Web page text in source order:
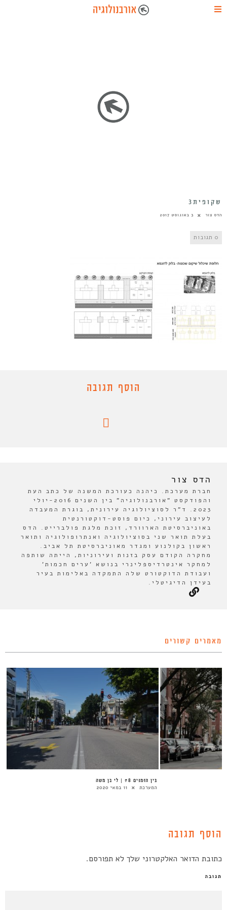
שקופית3
הדס צור 3 באוגוסט 2017
0 תגובות
הוסף תגובה
הדס צור
חברת מערכת. כיהנה כעורכת המשנה של כתב העת
והפודקסט "אורבנולוגיה" בין השנים 2016-יולי
2023. ד"ר לסוציולוגיה עירונית, בוגרת המעבדה
לעיצוב עירוני, כיום פוסט-דוקטורנטית
באוניברסיטת הארוורד, זוכת מלגת פולברייט. הדס
בעלת תואר שני בסוציולוגיה ואנתרופולוגיה ותואר
ראשון בקולנוע ומגדר מאוניברסיטת תל אביב.
מחקרה הקודם עסק בזנות ועירוניות, הייתה שותפה
למחקר אינטרדיספלינרי בנושא 'ערים חכמות'
ועבודת הדוקטורט שלה התמקדה באלימות בעיר
בעידן הדיגיטלי.
מאמרים קשורים
בֵּין הַזְּמַנִּים #8 | לי בן משה
המערכת 11 במאי 2020
הוסף תגובה
כתובת הדואר האלקטרוני שלך לא תפורסם.
תגובה